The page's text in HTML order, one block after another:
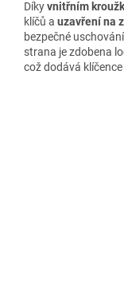
Díkyvnitřním
klíčů a uzavření na
bezpečné
strana je zdobena
což dodává